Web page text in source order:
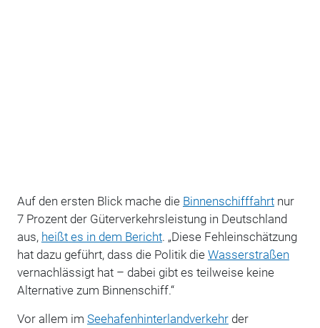
Auf den ersten Blick mache die Binnenschifffahrtnur
7 Prozent der Güterverkehrsleistung in Deutschland
aus, heißt es in dem Bericht. „Diese Fehleinschätzung
hat dazu geführt, dass die Politik die Wasserstraßen
vernachlässigt hat – dabei gibt es teilweise keine
Alternative zum Binnenschiff.“
Vor allem im Seehafenhinterlandverkehrder